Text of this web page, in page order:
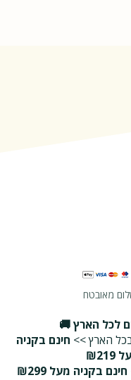
מאובטח
לכל הארץ 🚚
חינם בקניה
חינם בקניה מעל ₪299